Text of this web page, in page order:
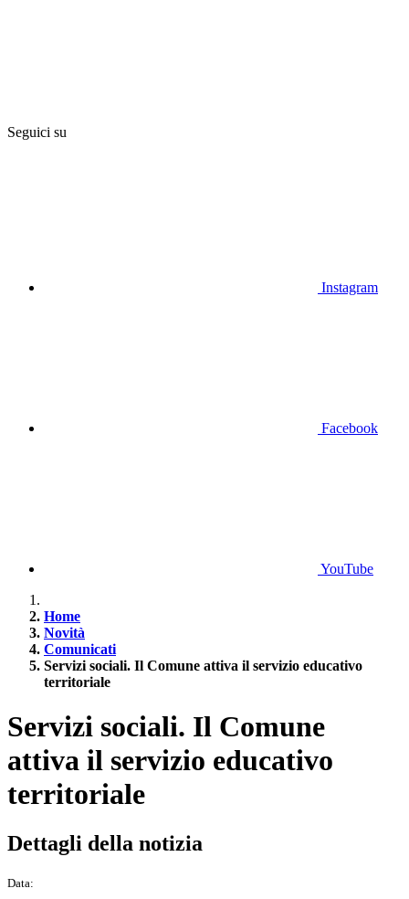
Seguici su
Instagram
Facebook
YouTube
Home
Novità
Comunicati
Servizi sociali. Il Comune attiva il servizio educativo
territoriale
Servizi sociali. Il Comune
attiva il servizio educativo
territoriale
Dettagli della notizia
Data: